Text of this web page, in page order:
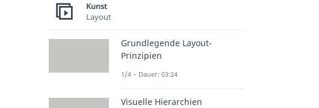
Kunst
Layout
Grundlegende Layout-
Prinzipien
1/4 – Dauer: 03:24
Visuelle Hierarchien